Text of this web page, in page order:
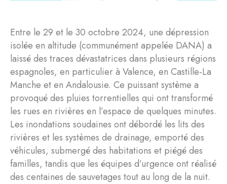
Entre le 29 et le 30 octobre 2024, une dépression
isolée en altitude (communément appelée DANA) a
laissé des traces dévastatrices dans plusieurs régions
espagnoles, en particulier à Valence, en Castille-La
Manche et en Andalousie. Ce puissant système a
provoqué des pluies torrentielles qui ont transformé
les rues en rivières en l’espace de quelques minutes.
Les inondations soudaines ont débordé les lits des
rivières et les systèmes de drainage, emporté des
véhicules, submergé des habitations et piégé des
familles, tandis que les équipes d’urgence ont réalisé
des centaines de sauvetages tout au long de la nuit.